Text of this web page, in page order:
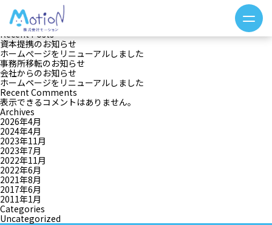
検索
Recent Posts
資本提携のお知らせ
ホームぺージをリニューアルしました
事務所移転のお知らせ
会社からのお知らせ
ホームページをリニューアルしました
Recent Comments
表示できるコメントはありません。
Archives
2026年4月
2024年4月
2023年11月
2023年7月
2022年11月
2022年6月
2021年8月
2017年6月
2011年1月
Categories
Uncategorized